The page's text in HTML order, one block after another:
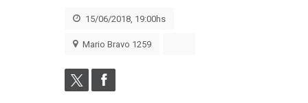
15/06/2018, 19:00hs
Mario Bravo 1259